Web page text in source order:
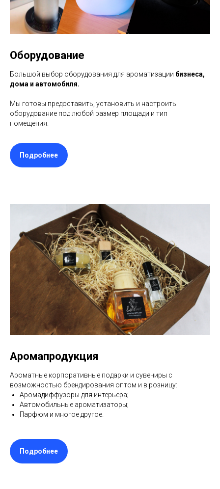
Оборудование
Большой выбор оборудования для ароматизации бизнеса,
дома и автомобиля.
Мы готовы предоставить, установить и настроить
оборудование под любой размер площади и тип
помещения.
Подробнее
Аромапродукция
Ароматные корпоративные подарки и сувениры с
возможностью брендирования оптом и в розницу:
Аромадиффузоры для интерьера;
Автомобильные ароматизаторы;
Парфюм и многое другое.
Подробнее